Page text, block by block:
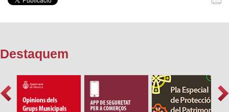
Destaquem